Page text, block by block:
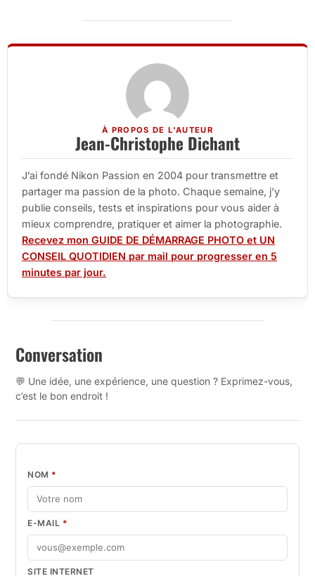
À PROPOS DE L'AUTEUR
Jean-Christophe Dichant
J’ai fondé Nikon Passion en 2004 pour transmettre et
partager ma passion de la photo. Chaque semaine, j’y
publie conseils, tests et inspirations pour vous aider à
mieux comprendre, pratiquer et aimer la photographie.
Recevez mon GUIDE DE DÉMARRAGE PHOTO et UN
CONSEIL QUOTIDIEN par mail pour progresser en 5
minutes par jour.
Conversation
💬 Une idée, une expérience, une question ? Exprimez-vous,
c’est le bon endroit !
NOM *
E-MAIL *
SITE INTERNET